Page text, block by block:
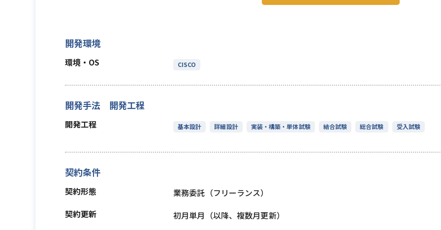
開発環境
環境・OS CISCO
開発手法 開発工程
開発工程 基本設計 詳細設計 実装・構築・単体試験 結合試験 総合試験 受入試験
契約条件
契約形態
業務委託（フリーランス）
契約更新
初月単月（以降、複数月更新）